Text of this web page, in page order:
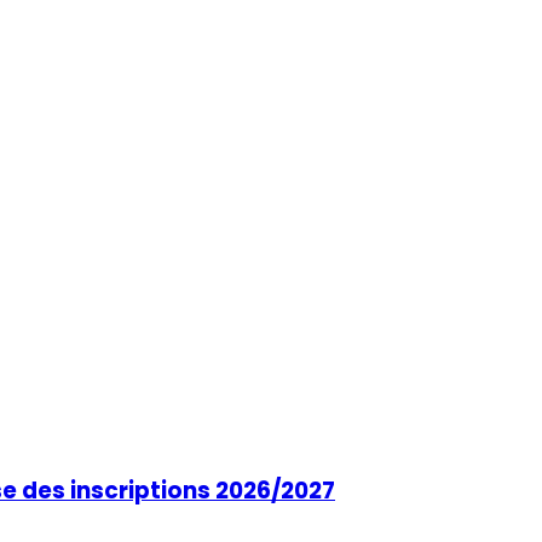
des inscriptions 2026/2027